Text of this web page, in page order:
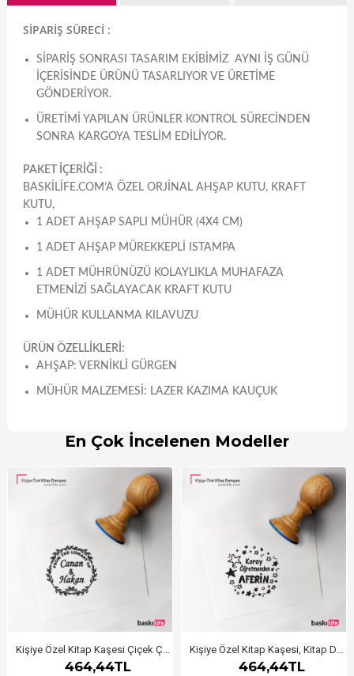
SİPARİŞ SÜRECİ :
SIPARIŞ SONRASI TASARIM EKIBIMIZ AYNI IŞ GÜNÜ
IÇERISINDE ÜRÜNÜ TASARLIYOR VE ÜRETIME
GÖNDERIYOR.
ÜRETIMI YAPILAN ÜRÜNLER KONTROL SÜRECINDEN
SONRA KARGOYA TESLIM EDILIYOR.
PAKET İÇERİĞİ :
BASKILIFE.COM’A ÖZEL ORJINAL AHŞAP KUTU, KRAFT
KUTU,
1 ADET AHŞAP SAPLI MÜHÜR (4X4 CM)
1 ADET AHŞAP MÜREKKEPLI ISTAMPA
1 ADET MÜHRÜNÜZÜ KOLAYLIKLA MUHAFAZA
ETMENIZI SAĞLAYACAK KRAFT KUTU
MÜHÜR KULLANMA KILAVUZU
ÜRÜN ÖZELLİKLERİ:
AHŞAP: VERNIKLI GÜRGEN
MÜHÜR MALZEMESI: LAZER KAZIMA KAUÇUK
En Çok İncelenen Modeller
Kişiye Özel Kitap Kaşesi Çiçek Çerçeveli
464,44TL
Kişiye Özel Kitap Kaşesi, Kitap Damgası, Kitap Mührü Öğretmen Kaşesi Aferin
464,44TL